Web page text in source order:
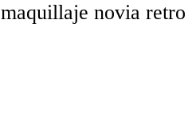
maquillaje novia retro